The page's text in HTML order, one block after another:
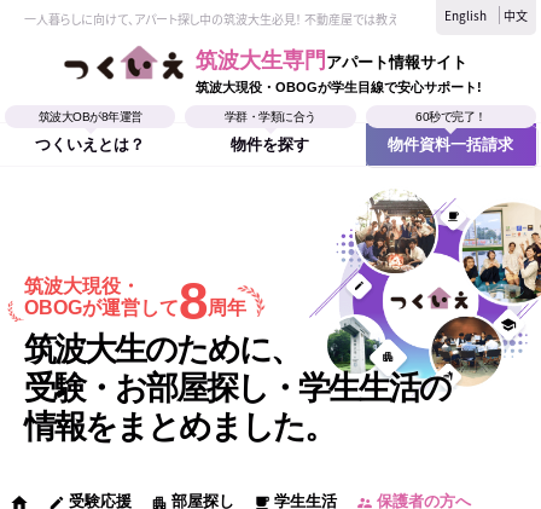
一人暮らしに向けて、アパート探し中の筑波大生必見！ 不動産屋では教えてくれない、筑波大生なら
English 中文
筑波大生専門 アパート情報サイト
筑波大現役・OBOGが学生目線で安心サポート!
筑波大OBが8年運営
つくいえとは？
学群・学類に合う
物件を探す
60秒で完了！
物件資料一括請求
筑波大現役・
OBOGが運営して8周年
筑波大生のために、
受験・お部屋探し・学生生活の
情報をまとめました。
home edit 受験応援 apartment 部屋探し local_cafe 学生生活 supervisor_account 保護者の方へ